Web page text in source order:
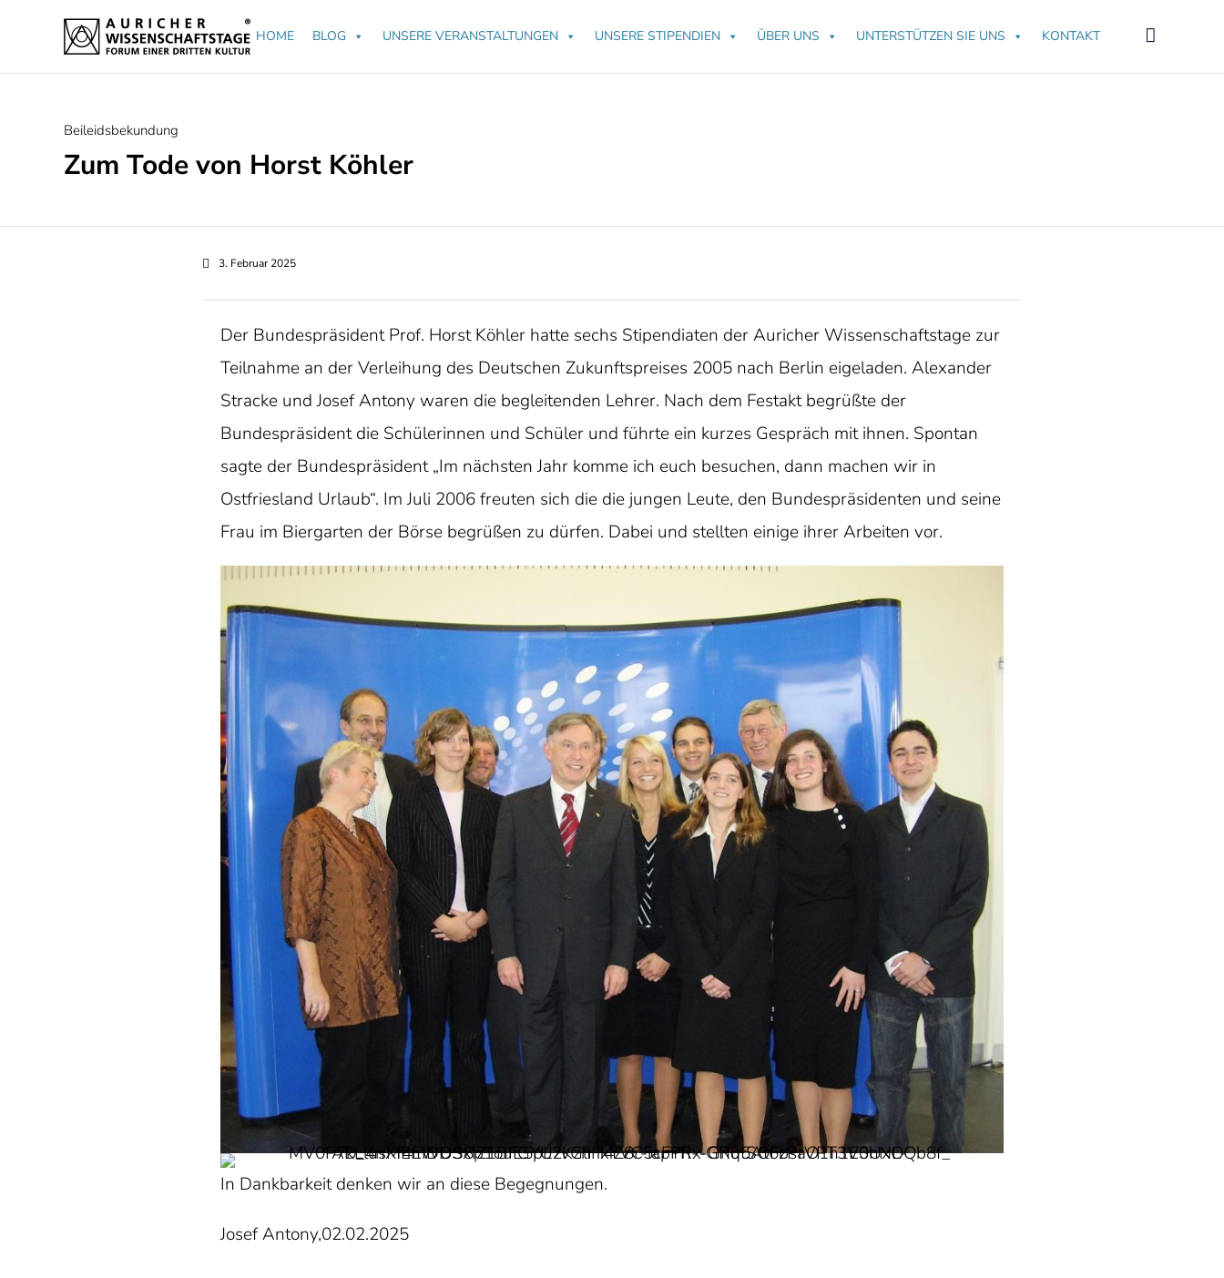
HOME BLOG UNSERE VERANSTALTUNGEN UNSERE STIPENDIEN ÜBER UNS UNTERSTÜTZEN SIE UNS KONTAKT 
Zum Tode von Horst Köhler
Category
Beileidsbekundung
3. Februar 2025
Der Bundespräsident Prof. Horst Köhler hatte sechs Stipendiaten der Auricher Wissenschaftstage zur
Teilnahme an der Verleihung des Deutschen Zukunftspreises 2005 nach Berlin eigeladen. Alexander
Stracke und Josef Antony waren die begleitenden Lehrer. Nach dem Festakt begrüßte der
Bundespräsident die Schülerinnen und Schüler und führte ein kurzes Gespräch mit ihnen. Spontan
sagte der Bundespräsident „Im nächsten Jahr komme ich euch besuchen, dann machen wir in
Ostfriesland Urlaub“. Im Juli 2006 freuten sich die die jungen Leute, den Bundespräsidenten und seine
Frau im Biergarten der Börse begrüßen zu dürfen. Dabei und stellten einige ihrer Arbeiten vor.
In Dankbarkeit denken wir an diese Begegnungen.
Josef Antony,02.02.2025